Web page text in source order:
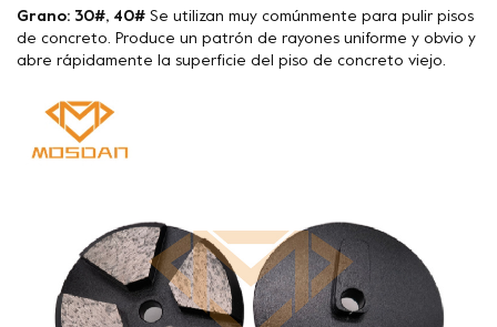
Grano: 30#, 40# Se utilizan muy comúnmente para pulir pisos
de concreto. Produce un patrón de rayones uniforme y obvio y
abre rápidamente la superficie del piso de concreto viejo.